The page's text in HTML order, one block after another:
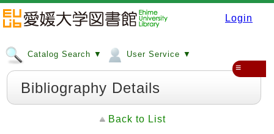
Login
Catalog Search ▼ User Service ▼
≡
Bibliography Details
Back to List